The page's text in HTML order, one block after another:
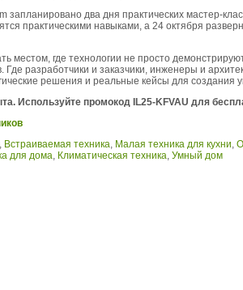
запланировано два дня практических мастер-
практическими навыками, а 24 октября
местом, где технологии не просто
разработчики и заказчики, инженеры и
решения и реальные кейсы для создания
Используйте промокод IL25-KFVAU для
, Встраиваемая техника, Малая техника для кухни,
для дома, Климатическая техника, Умный дом